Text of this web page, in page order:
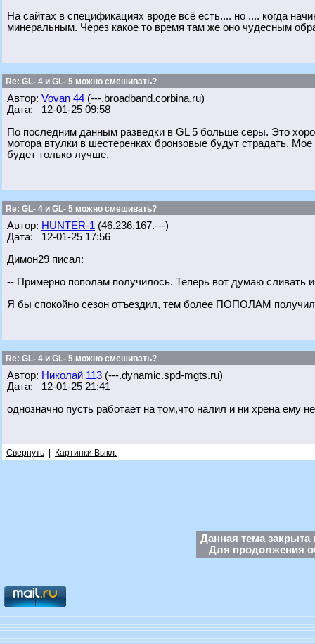
На сайтах в спецификациях вроде всё есть.... но .... когда
минеральным. Через какое то время там же оно чудесным
Re: GL- 4 и GL- 5 можно смешивать?
Автор: Vovan 44 (---.broadband.corbina.ru)
Дата: 12-01-25 09:58
По последним данным разведки в GL 5 больше серы. Это
мотора втулки в шестеренках бронзовые будут страдать.
будет только лучше.
Re: GL- 4 и GL- 5 можно смешивать?
Автор: HUNTER-1 (46.236.167.---)
Дата: 12-01-25 17:56
Димон29 писал:
-- Примерно пополам получилось. Теперь вот думаю сливать
Я бы спокойно сезон отъездил, тем более ПОПОЛАМ
Re: GL- 4 и GL- 5 можно смешивать?
Автор: Николай 113 (---.dynamic.spd-mgts.ru)
Дата: 12-01-25 21:41
однозначно пусть работает на том,что налил и ни хрена ему
Свернуть Картинки Выкл.
Данная тема закрыта
Для продолжения